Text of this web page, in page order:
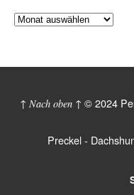
↑ Nach oben ↑ © 2024
Preckel -